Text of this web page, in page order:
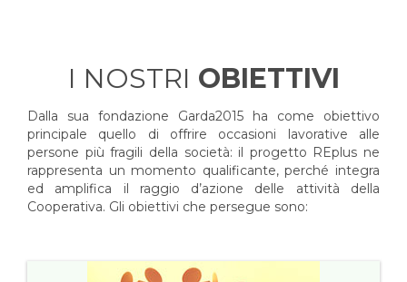
I NOSTRI OBIETTIVI
Dalla sua fondazione Garda2015 ha come obiettivo
principale quello di offrire occasioni lavorative alle
persone più fragili della società: il progetto REplus ne
rappresenta un momento qualificante, perché integra
ed amplifica il raggio d’azione delle attività della
Cooperativa. Gli obiettivi che persegue sono: